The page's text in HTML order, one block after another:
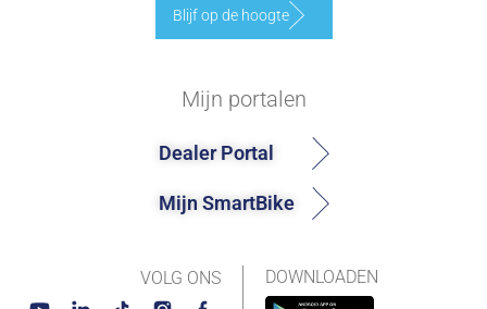
Blijf op de hoogte
DOWNLOADEN
Mijn portalen
Dealer Portal
Mijn SmartBike
VOLG ONS